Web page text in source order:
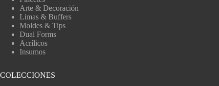
Arte & Decoración
Limas & Buffers
Moldes & Tips
Dual Forms
Acrílicos
Insumos
COLECCIONES